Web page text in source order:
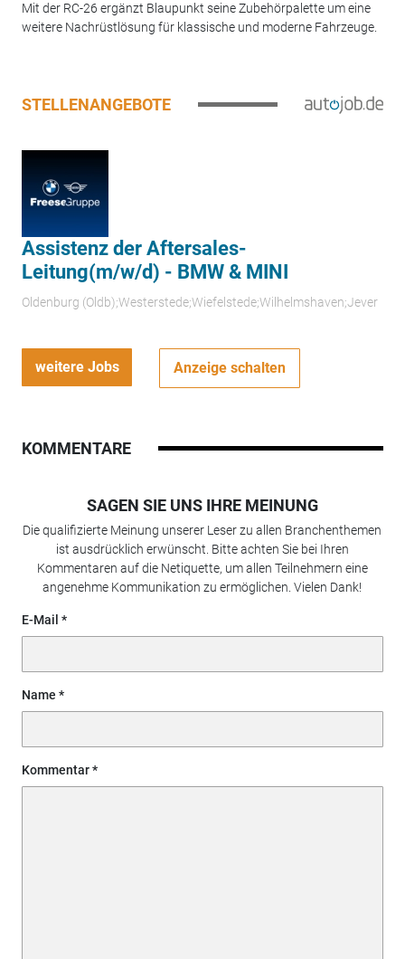
Mit der RC-26 ergänzt Blaupunkt seine Zubehörpalette um eine
weitere Nachrüstlösung für klassische und moderne Fahrzeuge.
STELLENANGEBOTE
Assistenz der Aftersales-
Leitung(m/w/d) - BMW & MINI
Oldenburg (Oldb);Westerstede;Wiefelstede;Wilhelmshaven;Jever
weitere Jobs Anzeige schalten
KOMMENTARE
SAGEN SIE UNS IHRE MEINUNG
Die qualifizierte Meinung unserer Leser zu allen Branchenthemen
ist ausdrücklich erwünscht. Bitte achten Sie bei Ihren
Kommentaren auf die Netiquette, um allen Teilnehmern eine
angenehme Kommunikation zu ermöglichen. Vielen Dank!
E-Mail
Name
Kommentar